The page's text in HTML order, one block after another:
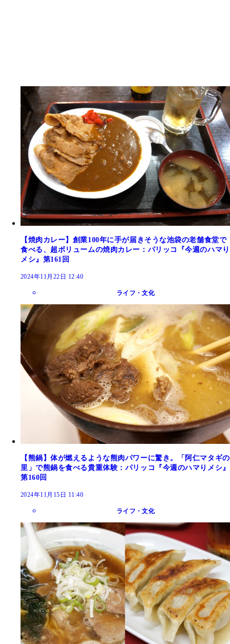
【焼肉カレー】創業100年に手が届きそうな池袋の老舗食堂で
食べる、超ボリュームの焼肉カレー：パリッコ『今週のハマり
メシ』第161回
2024年11月22日 12:40
ライフ・文化
【熊鍋】体が燃えるような熊肉パワーに驚き。「阿仁マタギの
里」で熊鍋を食べる貴重体験：パリッコ『今週のハマりメシ』
第160回
2024年11月15日 11:40
ライフ・文化